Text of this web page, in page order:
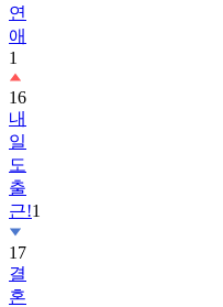
연
애
1
16
내
일
도
출
근!1
17
결
혼